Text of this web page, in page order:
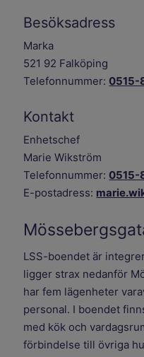
Besöksadress
Marka
521 92 Falköping
Telefonnummer:0515-
Kontakt
Enhetschef
Marie Wikström
Telefonnummer:0515-
E-postadress:
LSS-boendet är
ligger strax nedanför
har fem lägenheter
personal. I boendet
med kök och
förbindelse till övriga